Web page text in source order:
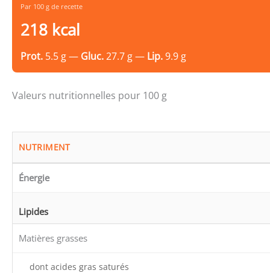
Par 100 g de recette
218 kcal
Prot. 5.5 g — Gluc.27.7 g — Lip.9.9 g
Valeurs nutritionnelles pour 100 g
NUTRIMENT
Énergie
Lipides
Matières grasses
dont acides gras saturés